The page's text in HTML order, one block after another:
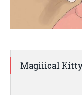
Magiiical Kitty